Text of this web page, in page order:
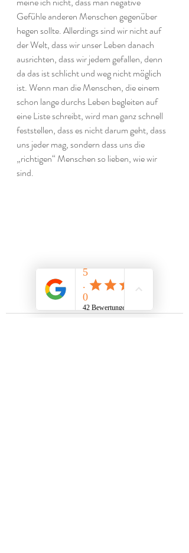
Gefühle anderen Menschen gegenüber
hegen sollte. Allerdings sind wir nicht auf
der Welt, dass wir unser Leben danach
ausrichten, dass wir jedem gefallen, denn
da das ist schlicht und weg nicht möglich
ist. Wenn man die Menschen, die einem
schon lange durchs Leben begleiten auf
eine Liste schreibt, wird man ganz schnell
feststellen, dass es nicht darum geht, dass
uns jeder mag, sondern dass uns die
„richtigen“ Menschen so lieben, wie wir
sind.